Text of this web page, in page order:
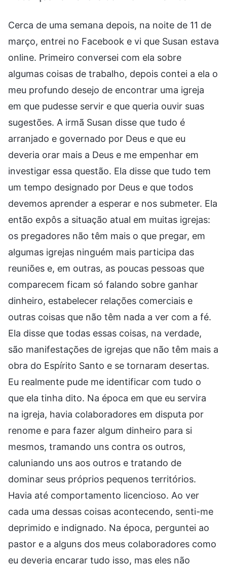
Cerca de uma semana depois, na noite de 11 de
março, entrei no Facebook e vi que Susan estava
online. Primeiro conversei com ela sobre
algumas coisas de trabalho, depois contei a ela o
meu profundo desejo de encontrar uma igreja
em que pudesse servir e que queria ouvir suas
sugestões. A irmã Susan disse que tudo é
arranjado e governado por Deus e que eu
deveria orar mais a Deus e me empenhar em
investigar essa questão. Ela disse que tudo tem
um tempo designado por Deus e que todos
devemos aprender a esperar e nos submeter. Ela
então expôs a situação atual em muitas igrejas:
os pregadores não têm mais o que pregar, em
algumas igrejas ninguém mais participa das
reuniões e, em outras, as poucas pessoas que
comparecem ficam só falando sobre ganhar
dinheiro, estabelecer relações comerciais e
outras coisas que não têm nada a ver com a fé.
Ela disse que todas essas coisas, na verdade,
são manifestações de igrejas que não têm mais a
obra do Espírito Santo e se tornaram desertas.
Eu realmente pude me identificar com tudo o
que ela tinha dito. Na época em que eu servira
na igreja, havia colaboradores em disputa por
renome e para fazer algum dinheiro para si
mesmos, tramando uns contra os outros,
caluniando uns aos outros e tratando de
dominar seus próprios pequenos territórios.
Havia até comportamento licencioso. Ao ver
cada uma dessas coisas acontecendo, senti-me
deprimido e indignado. Na época, perguntei ao
pastor e a alguns dos meus colaboradores como
eu deveria encarar tudo isso, mas eles não